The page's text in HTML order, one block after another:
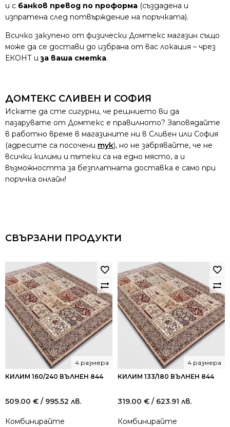
и с банков превод по проформа (създадена и
изпратена след потвърждение на поръчката).
Всичко закупено от физически Домтекс магазин също
може да се достави до избрана от вас локация – чрез
ЕКОНТ иза ваша сметка.
ДОМТЕКС СЛИВЕН И СОФИЯ
Искате да сте сигурни, че решнието ви да
пазарувате от Домтекс е правилното? Заповядайте
в работно време в магазините ни в Сливен или София
(адресите са посочени тук), но не забрявайте, че не
всички килими и пътеки са на едно място, а и
възможността за безплатната доставка е само при
поръчка онлайн!
СВЪРЗАНИ ПРОДУКТИ
КИЛИМ 160/240 ВЪЛНЕН 844
4 размера
509.00 € / 995.52 лв.
Комбинирайте
КИЛИМ 133/180 ВЪЛНЕН 844
4 размера
319.00 € / 623.91 лв.
Комбинирайте